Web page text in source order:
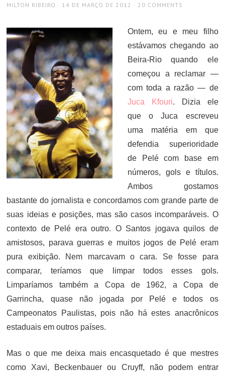
AUTHOR
MILTON RIBEIRO
POSTED
14 DE MARÇO DE 2012 20 COMMENTS
Ontem, eu e meu filho
estávamos chegando ao
Beira-Rio quando ele
começou a reclamar —
com toda a razão — de
Juca Kfouri. Dizia ele
que o Juca escreveu
uma matéria em que
defendia superioridade
de Pelé com base em
números, gols e títulos.
Ambos gostamos
bastante do jornalista e concordamos com grande parte de
suas ideias e posições, mas são casos incomparáveis. O
contexto de Pelé era outro. O Santos jogava quilos de
amistosos, parava guerras e muitos jogos de Pelé eram
pura exibição. Nem marcavam o cara. Se fosse para
comparar, teríamos que limpar todos esses gols.
Limparíamos também a Copa de 1962, a Copa de
Garrincha, quase não jogada por Pelé e todos os
Campeonatos Paulistas, pois não há estes anacrônicos
estaduais em outros países.
Mas o que me deixa mais encasquetado é que mestres
como Xavi, Beckenbauer ou Cruyff, não podem entrar